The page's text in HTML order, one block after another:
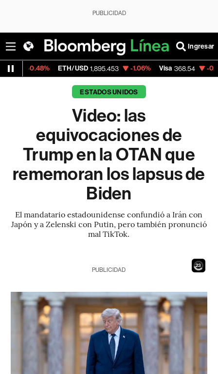
PUBLICIDAD
Ingresar
ETH/USD 1,895.453 -1.06% Visa 368.54 -0.28%
ESTADOS UNIDOS
Video: las
equivocaciones de
Trump en la OTAN que
rememoran los lapsus de
Biden
El mandatario estadounidense confundió a Irán con
Japón y a Zelenski con Putin, pero también pronunció
mal TikTok.
21
PUBLICIDAD